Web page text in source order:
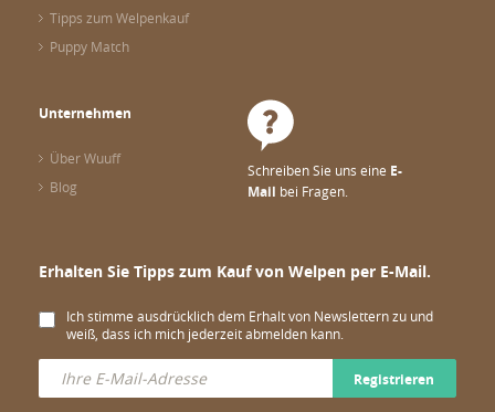
Tipps zum Welpenkauf
Puppy Match
Unternehmen
Über Wuuff
Blog
Schreiben Sie uns eine E-
Mail bei Fragen.
Erhalten Sie Tipps zum Kauf von Welpen per E-Mail.
Ich stimme ausdrücklich dem Erhalt von Newslettern zu und
weiß, dass ich mich jederzeit abmelden kann.
Registrieren